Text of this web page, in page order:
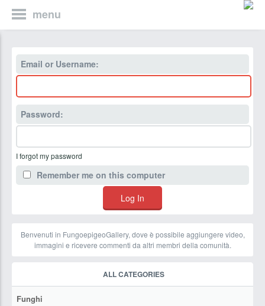
menu
Email or Username:
Password:
I forgot my password
Remember me on this computer
Benvenuti in FungoepigeoGallery, dove è possibile aggiungere video,
immagini e ricevere commenti da altri membri della comunità.
ALL CATEGORIES
Funghi